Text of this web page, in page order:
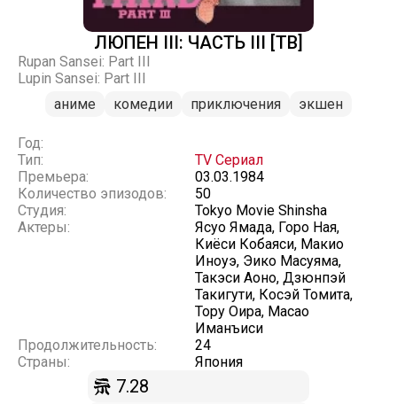
ЛЮПЕН III: ЧАСТЬ III [ТВ]
Rupan Sansei: Part III
Lupin Sansei: Part III
аниме
комедии приключения экшен
Год:
Тип:
TV Сериал
Премьера:
03.03.1984
Количество эпизодов:
50
Студия:
Tokyo Movie Shinsha
Актеры:
Ясуо Ямада, Горо Ная,
Киёси Кобаяси, Макио
Иноуэ, Эико Масуяма,
Такэси Аоно, Дзюнпэй
Такигути, Косэй Томита,
Тору Оира, Масао
Иманъиси
Продолжительность:
24
Страны:
Япония
7.28